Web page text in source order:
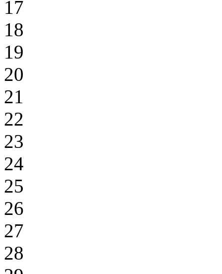
17
18
19
20
21
22
23
24
25
26
27
28